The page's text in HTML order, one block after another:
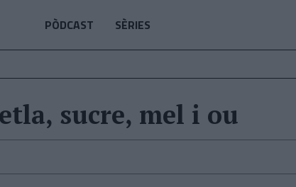
PÒDCAST SÈRIES
sucre, mel i ou